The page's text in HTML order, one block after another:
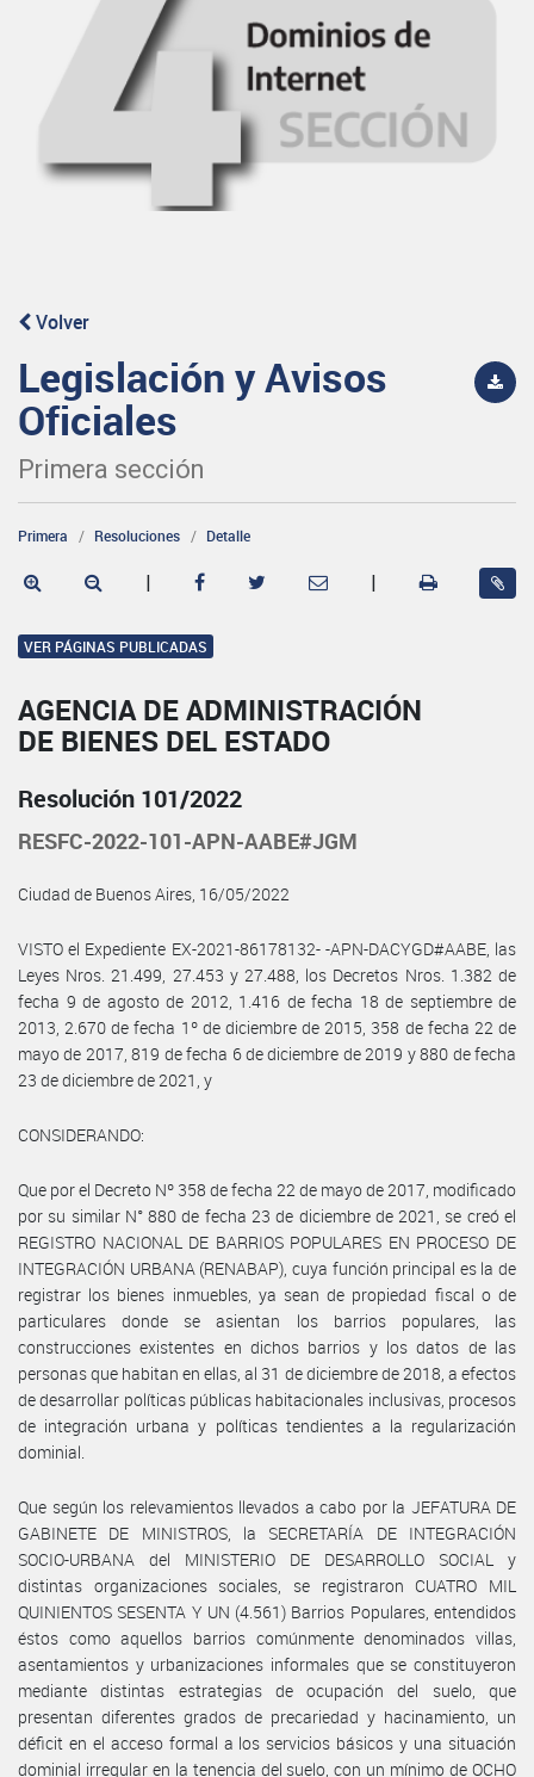
Volver
Legislación y Avisos
Oficiales
Primera sección
Primera Resoluciones Detalle
| |
VER PÁGINAS PUBLICADAS
AGENCIA DE ADMINISTRACIÓN
DE BIENES DEL ESTADO
Resolución 101/2022
RESFC-2022-101-APN-AABE#JGM
Ciudad de Buenos Aires, 16/05/2022
VISTO el Expediente EX-2021-86178132- -APN-DACYGD#AABE, las
Leyes Nros. 21.499, 27.453 y 27.488, los Decretos Nros. 1.382 de
fecha 9 de agosto de 2012, 1.416 de fecha 18 de septiembre de
2013, 2.670 de fecha 1º de diciembre de 2015, 358 de fecha 22 de
mayo de 2017, 819 de fecha 6 de diciembre de 2019 y 880 de fecha
23 de diciembre de 2021, y
CONSIDERANDO:
Que por el Decreto Nº 358 de fecha 22 de mayo de 2017, modificado
por su similar N° 880 de fecha 23 de diciembre de 2021, se creó el
REGISTRO NACIONAL DE BARRIOS POPULARES EN PROCESO DE
INTEGRACIÓN URBANA (RENABAP), cuya función principal es la de
registrar los bienes inmuebles, ya sean de propiedad fiscal o de
particulares donde se asientan los barrios populares, las
construcciones existentes en dichos barrios y los datos de las
personas que habitan en ellas, al 31 de diciembre de 2018, a efectos
de desarrollar políticas públicas habitacionales inclusivas, procesos
de integración urbana y políticas tendientes a la regularización
dominial.
Que según los relevamientos llevados a cabo por la JEFATURA DE
GABINETE DE MINISTROS, la SECRETARÍA DE INTEGRACIÓN
SOCIO-URBANA del MINISTERIO DE DESARROLLO SOCIAL y
distintas organizaciones sociales, se registraron CUATRO MIL
QUINIENTOS SESENTA Y UN (4.561) Barrios Populares, entendidos
éstos como aquellos barrios comúnmente denominados villas,
asentamientos y urbanizaciones informales que se constituyeron
mediante distintas estrategias de ocupación del suelo, que
presentan diferentes grados de precariedad y hacinamiento, un
déficit en el acceso formal a los servicios básicos y una situación
dominial irregular en la tenencia del suelo, con un mínimo de OCHO